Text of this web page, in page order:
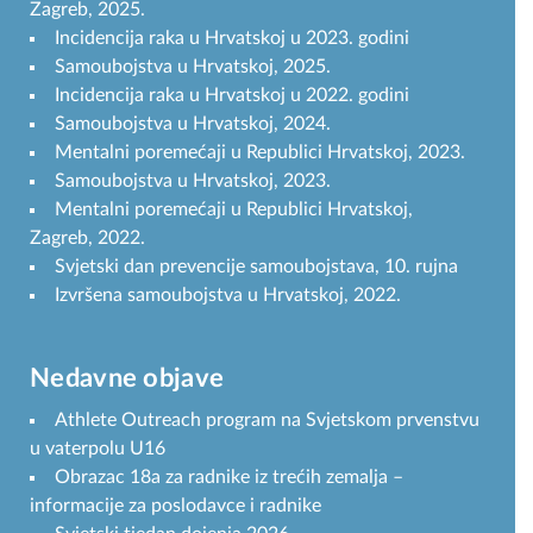
Zagreb, 2025.
Incidencija raka u Hrvatskoj u 2023. godini
Samoubojstva u Hrvatskoj, 2025.
Incidencija raka u Hrvatskoj u 2022. godini
Samoubojstva u Hrvatskoj, 2024.
Mentalni poremećaji u Republici Hrvatskoj, 2023.
Samoubojstva u Hrvatskoj, 2023.
Mentalni poremećaji u Republici Hrvatskoj,
Zagreb, 2022.
Svjetski dan prevencije samoubojstava, 10. rujna
Izvršena samoubojstva u Hrvatskoj, 2022.
Nedavne objave
Athlete Outreach program na Svjetskom prvenstvu
u vaterpolu U16
Obrazac 18a za radnike iz trećih zemalja –
informacije za poslodavce i radnike